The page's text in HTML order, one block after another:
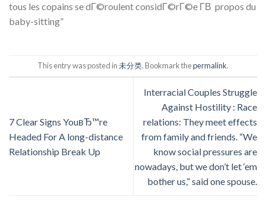
tous les copains se dГ©roulent considГ©rГ©e Г­В propos du
baby-sitting”
This entry was posted in未分类. Bookmark thepermalink.
7 Clear Signs YouвЂ™re
Headed For A long-distance
Relationship Break Up
Interracial Couples Struggle
Against Hostility : Race
relations: They meet effects
from family and friends. “We
know social pressures are
nowadays, but we don’t let ‘em
bother us,” said one spouse.